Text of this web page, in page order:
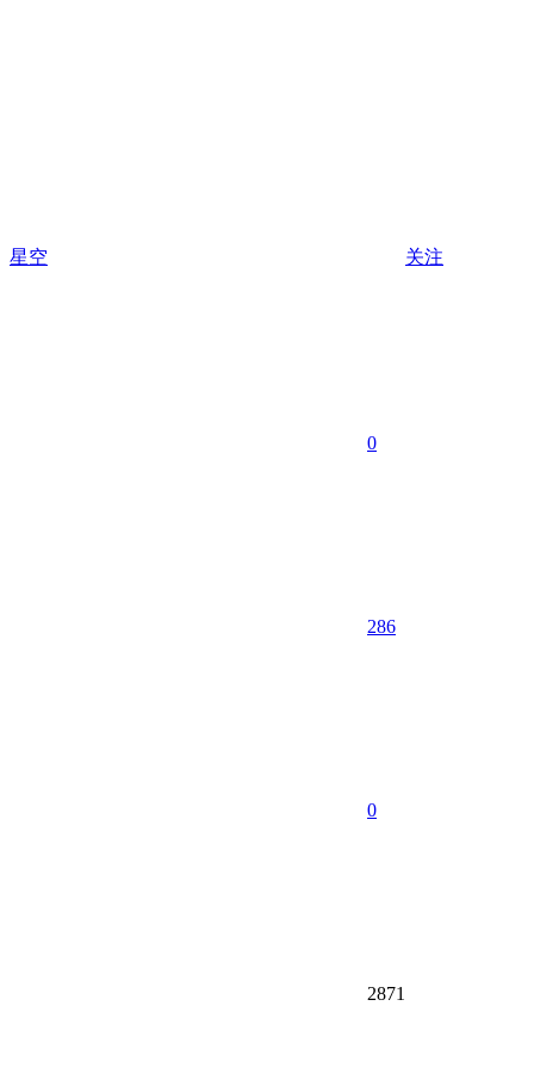
星空 关注
0
286
0
2871